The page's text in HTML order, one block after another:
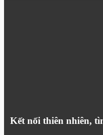
Kết nối thiên nhiên,